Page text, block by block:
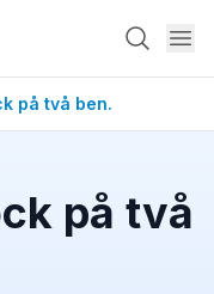
på två ben.
på två